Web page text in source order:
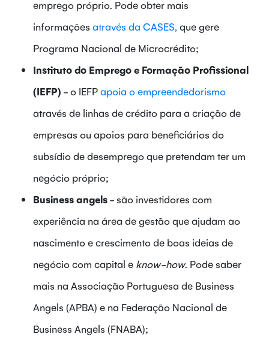
emprego próprio. Pode obter mais
informações através da CASES, que gere
Programa Nacional de Microcrédito;
Instituto do Emprego e Formação Profissional
(IEFP) - o IEFPapoia o empreendedorismo
através de linhas de crédito para a criação de
empresas ou apoios para beneficiários do
subsídio de desemprego que pretendam ter um
negócio próprio;
Business angels- são investidores com
experiência na área de gestão que ajudam ao
nascimento e crescimento de boas ideias de
negócio com capital e know-how. Pode saber
mais na Associação Portuguesa de Business
Angels (APBA) e na Federação Nacional de
Business Angels (FNABA);